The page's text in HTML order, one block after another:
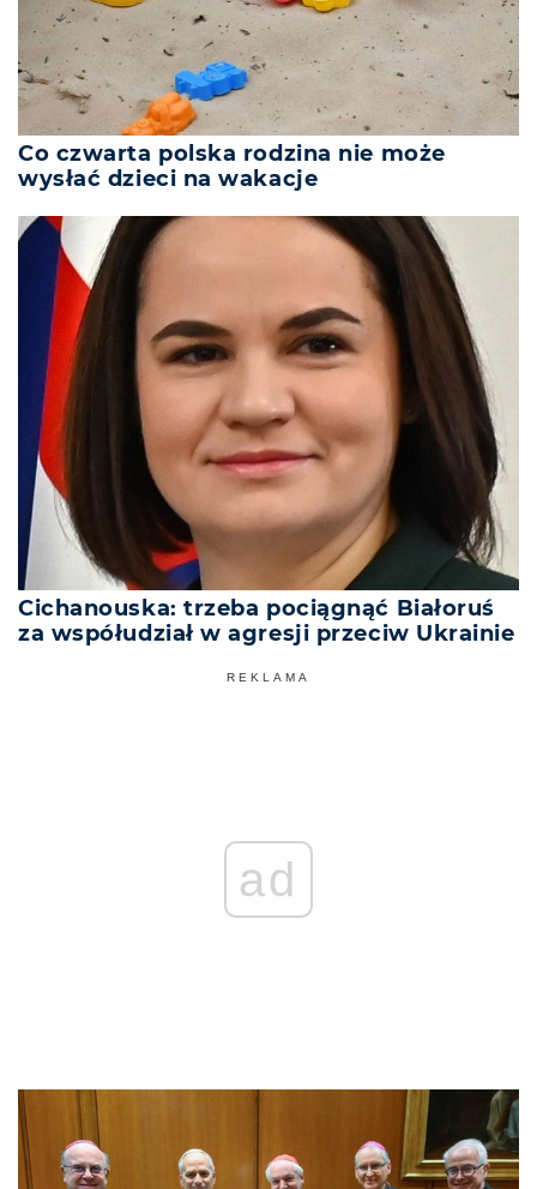
Co czwarta polska rodzina nie może
wysłać dzieci na wakacje
Cichanouska: trzeba pociągnąć Białoruś
za współudział w agresji przeciw Ukrainie
REKLAMA
ad